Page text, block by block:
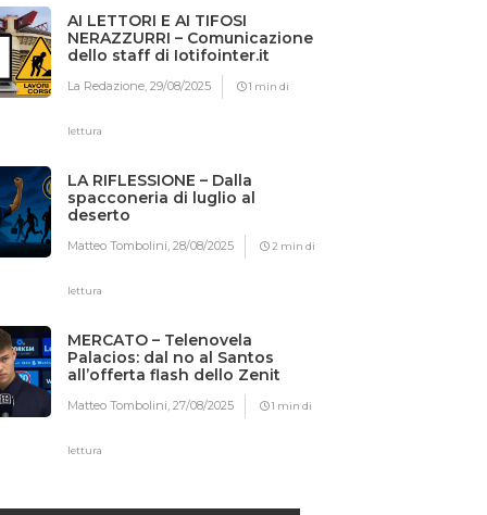
AI LETTORI E AI TIFOSI
NERAZZURRI – Comunicazione
dello staff di Iotifointer.it
La Redazione,29/08/2025 1 min di
lettura
LA RIFLESSIONE – Dalla
spacconeria di luglio al
deserto
Matteo Tombolini,28/08/2025 2 min di
lettura
MERCATO – Telenovela
Palacios: dal no al Santos
all’offerta flash dello Zenit
Matteo Tombolini,27/08/2025 1 min di
lettura